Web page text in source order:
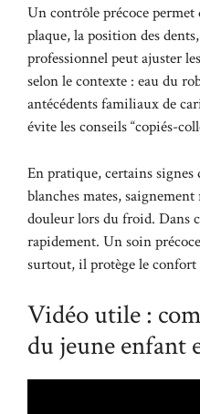
Un contrôle précoce permet
plaque, la position des
professionnel peut ajuster
selon le contexte : eau du
antécédents familiaux de
évite les conseils “copiés-
En pratique, certains
blanches mates,
douleur lors du froid. Dans
rapidement. Un soin
surtout, il protège le confort
Vidéo utile :
du jeune enfant